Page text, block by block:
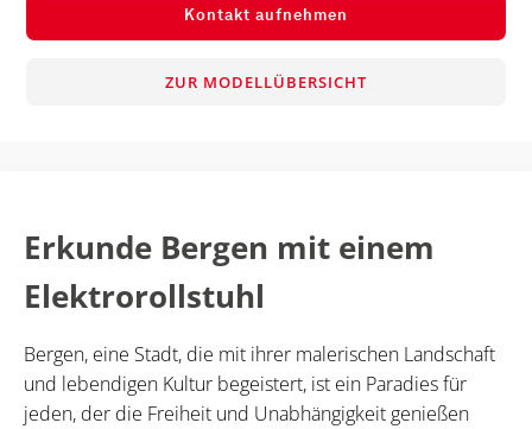
Kontakt aufnehmen
ZUR MODELLÜBERSICHT
Erkunde Bergen mit einem
Elektrorollstuhl
Bergen, eine Stadt, die mit ihrer malerischen Landschaft
und lebendigen Kultur begeistert, ist ein Paradies für
jeden, der die Freiheit und Unabhängigkeit genießen